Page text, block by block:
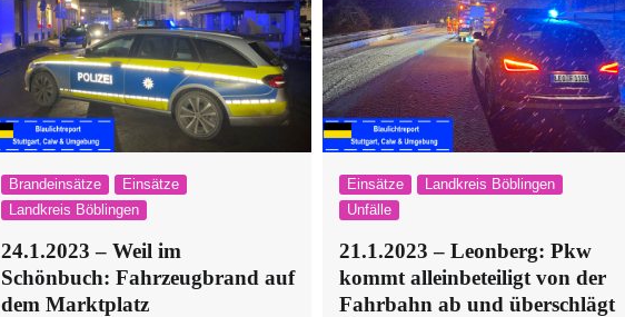
Brandeinsätze
Einsätze
Landkreis Böblingen
24.1.2023 – Weil im
Schönbuch: Fahrzeugbrand auf
dem Marktplatz
Einsätze
Landkreis Böblingen
Unfälle
21.1.2023 – Leonberg: Pkw
kommt alleinbeteiligt von der
Fahrbahn ab und überschlägt